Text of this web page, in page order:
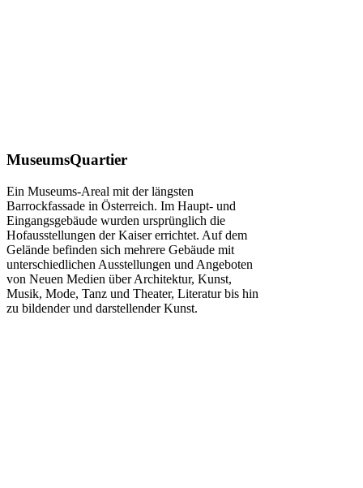
MuseumsQuartier
Ein Museums-Areal mit der längsten
Barrockfassade in Österreich. Im Haupt- und
Eingangsgebäude wurden ursprünglich die
Hofausstellungen der Kaiser errichtet. Auf dem
Gelände befinden sich mehrere Gebäude mit
unterschiedlichen Ausstellungen und Angeboten
von Neuen Medien über Architektur, Kunst,
Musik, Mode, Tanz und Theater, Literatur bis hin
zu bildender und darstellender Kunst.